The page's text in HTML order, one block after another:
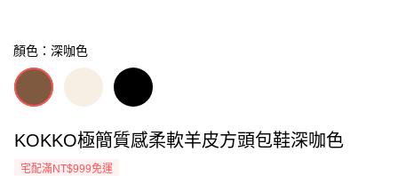
顏色：深咖色
KOKKO極簡質感柔軟羊皮方頭包鞋深咖色
宅配滿NT$999免運